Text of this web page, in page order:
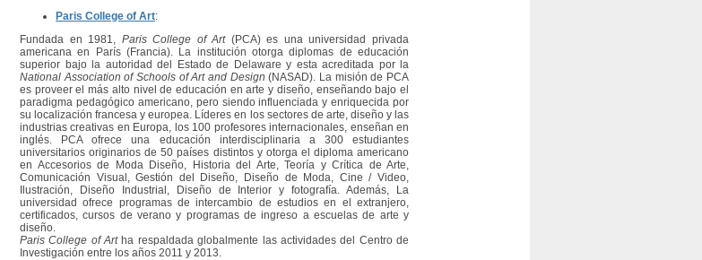
Paris College of Art:
Fundada en 1981, Paris College of Art(PCA) es una universidad privada
americana en París (Francia). La institución otorga diplomas de educación
superior bajo la autoridad del Estado de Delaware y esta acreditada por la
National Association of Schools of Art and Design (NASAD). La misión de PCA
es proveer el más alto nivel de educación en arte y diseño, enseñando bajo el
paradigma pedagógico americano, pero siendo influenciada y enriquecida por
su localización francesa y europea. Líderes en los sectores de arte, diseño y las
industrias creativas en Europa, los 100 profesores internacionales, enseñan en
inglés. PCA ofrece una educación interdisciplinaria a 300 estudiantes
universitarios originarios de 50 países distintos y otorga el diploma americano
en Accesorios de Moda Diseño, Historia del Arte, Teoría y Crítica de Arte,
Comunicación Visual, Gestión del Diseño, Diseño de Moda, Cine / Video,
Ilustración, Diseño Industrial, Diseño de Interior y fotografía. Además, La
universidad ofrece programas de intercambio de estudios en el extranjero,
certificados, cursos de verano y programas de ingreso a escuelas de arte y
diseño.
Paris College of Artha respaldada globalmente las actividades del Centro de
Investigación entre los años 2011 y 2013.